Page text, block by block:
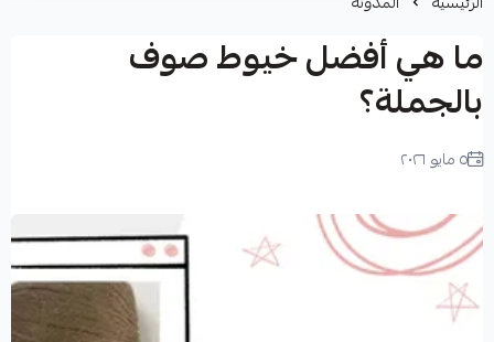
ما هي أفضل خيوط صوف
بالجملة؟
٥ مايو ٢٠٢٦